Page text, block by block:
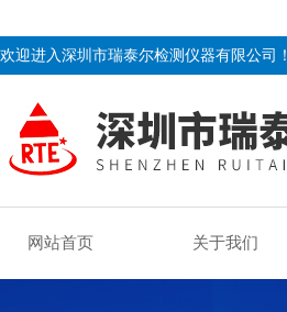
欢迎进入深圳市瑞泰尔检测仪器有限公司！
网站首页 关于我们